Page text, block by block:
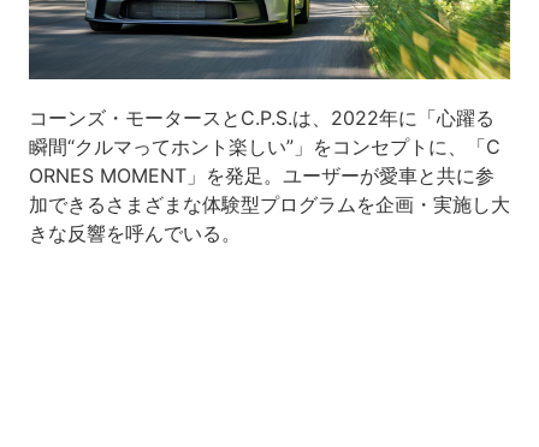
コーンズ・モータースとC.P.S.は、2022年に「心躍る
瞬間“クルマってホント楽しい”」をコンセプトに、「C
ORNES MOMENT」を発足。ユーザーが愛車と共に参
加できるさまざまな体験型プログラムを企画・実施し大
きな反響を呼んでいる。